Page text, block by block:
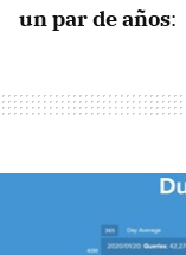
un par de años: